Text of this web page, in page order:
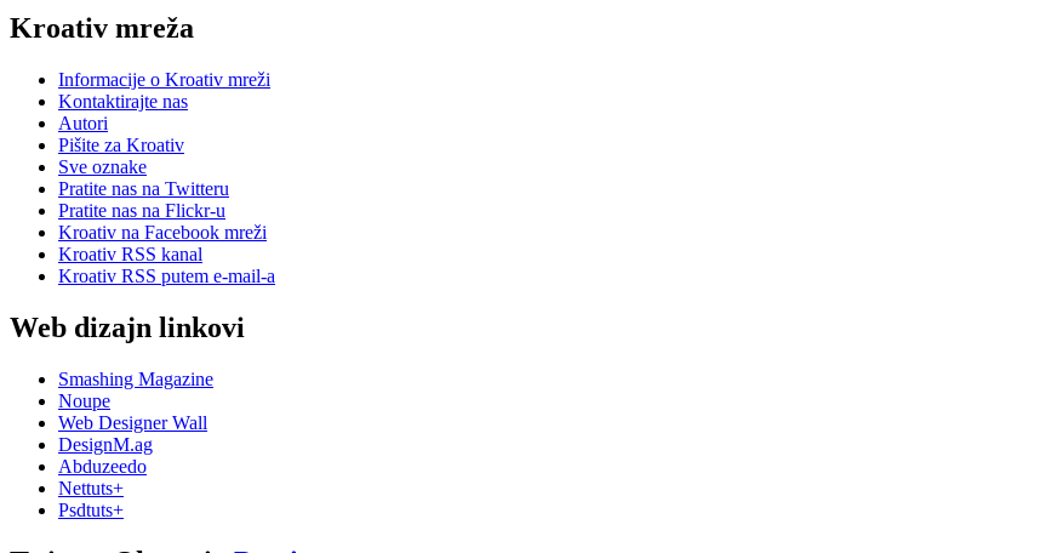
Kroativ mreža
Informacije o Kroativ mreži
Kontaktirajte nas
Autori
Pišite za Kroativ
Sve oznake
Pratite nas na Twitteru
Pratite nas na Flickr-u
Kroativ na Facebook mreži
Kroativ RSS kanal
Kroativ RSS putem e-mail-a
Web dizajn linkovi
Smashing Magazine
Noupe
Web Designer Wall
DesignM.ag
Abduzeedo
Nettuts+
Psdtuts+